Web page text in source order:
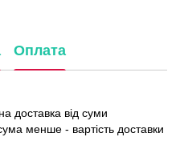
Оплата
доставка від суми
менше - вартість доставки